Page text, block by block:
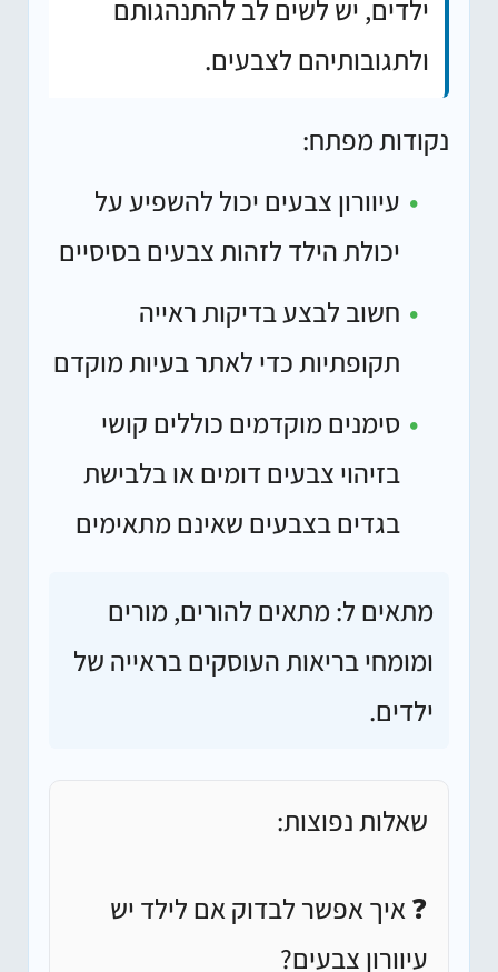
ילדים, יש לשים לב להתנהגותם
ולתגובותיהם לצבעים.
נקודות מפתח:
עיוורון צבעים יכול להשפיע על
יכולת הילד לזהות צבעים בסיסיים
חשוב לבצע בדיקות ראייה
תקופתיות כדי לאתר בעיות מוקדם
סימנים מוקדמים כוללים קושי
בזיהוי צבעים דומים או בלבישת
בגדים בצבעים שאינם מתאימים
מתאים ל: מתאים להורים, מורים
ומומחי בריאות העוסקים בראייה של
ילדים.
שאלות נפוצות:
❓ איך אפשר לבדוק אם לילד יש
עיוורון צבעים?